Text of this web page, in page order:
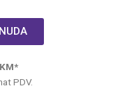
PDV.